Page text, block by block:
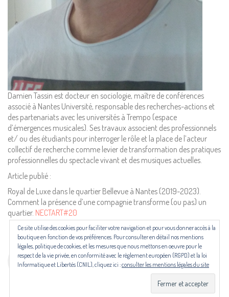
Damien Tassin est docteur en sociologie, maître de conférences
associé à Nantes Université, responsable des recherches-actions et
des partenariats avec les universités à Trempo (espace
d’émergences musicales). Ses travaux associent des professionnels
et/ ou des étudiants pour interroger le rôle et la place de l’acteur
collectif de recherche comme levier de transformation des pratiques
professionnelles du spectacle vivant et des musiques actuelles.
Article publié :
Royal de Luxe dans le quartier Bellevue à Nantes (2019-2023).
Comment la présence d’une compagnie transforme (ou pas) un
quartier. NECTART#20
Pour consulter nos CGV,
mentions légales,
politique de cookies :
Pour nous contacter ou s'inscrire à l'infolettre mensuelle
diffusion@editions-attribut.fr
Régie publicitaire
Les revues NECTART, DARD/DARD et PANARD bénéficient d’une aide
du Centre national du livre (CNL) puis de la Région Occitanie, de la
Drac Occitanie et du Centre national du livre (CNL), dans le cadre du
contrat de filière mis en place par Occitanie Livre & Lecture.
© Copyright 2024. Tous droits réservés
Ce site utilise des cookies pour faciliter votre navigation et pour vous donner accès à la
boutique en fonction de vos préférences. Pour consulter en détail nos mentions
légales, politique de cookies, et les mesures que nous mettons en oeuvre pour le
respect de la vie privée, en conformité avec le règlement européen (RGPD) et la loi
Informatique et Libertés (CNIL), cliquez ici :consulter les mentions légales du site